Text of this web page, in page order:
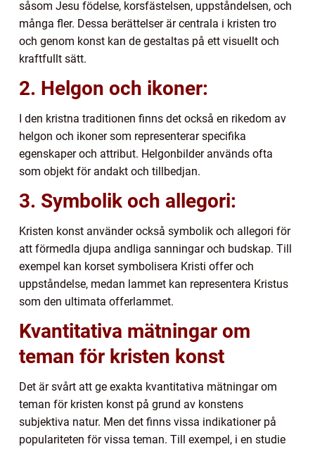
såsom Jesu födelse, korsfästelsen, uppståndelsen, och
många fler. Dessa berättelser är centrala i kristen tro
och genom konst kan de gestaltas på ett visuellt och
kraftfullt sätt.
2. Helgon och ikoner:
I den kristna traditionen finns det också en rikedom av
helgon och ikoner som representerar specifika
egenskaper och attribut. Helgonbilder används ofta
som objekt för andakt och tillbedjan.
3. Symbolik och allegori:
Kristen konst använder också symbolik och allegori för
att förmedla djupa andliga sanningar och budskap. Till
exempel kan korset symbolisera Kristi offer och
uppståndelse, medan lammet kan representera Kristus
som den ultimata offerlammet.
Kvantitativa mätningar om
teman för kristen konst
Det är svårt att ge exakta kvantitativa mätningar om
teman för kristen konst på grund av konstens
subjektiva natur. Men det finns vissa indikationer på
populariteten för vissa teman. Till exempel, i en studie